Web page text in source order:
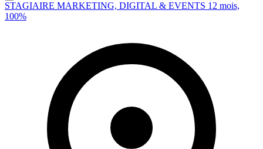
STAGIAIRE MARKETING, DIGITAL & EVENTS 12 mois,
100%